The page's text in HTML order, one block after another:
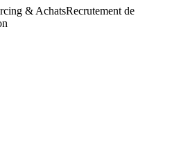
& AchatsRecrutement de